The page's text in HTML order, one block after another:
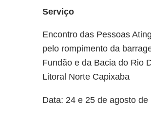
Serviço
Encontro das Pessoas
pelo rompimento da
Fundão e da Bacia do Rio
Litoral Norte Capixaba
Data: 24 e 25 de agosto de